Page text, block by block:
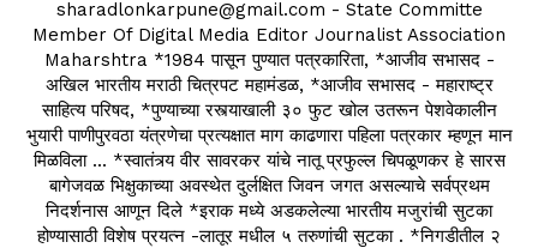
sharadlonkarpune@gmail.com - State Committe
Member Of Digital Media Editor Journalist Association
Maharshtra *1984 पासून पुण्यात पत्रकारिता, *आजीव सभासद -
अखिल भारतीय मराठी चित्रपट महामंडळ, *आजीव सभासद - महाराष्ट्र
साहित्य परिषद, *पुण्याच्या रस्त्याखाली ३० फुट खोल उतरून पेशवेकालीन
भुयारी पाणीपुरवठा यंत्रणेचा प्रत्यक्षात माग काढणारा पहिला पत्रकार म्हणून मान
मिळविला ... *स्वातंत्र्य वीर सावरकर यांचे नातू प्रफुल्ल चिपळूणकर हे सारस
बागेजवळ भिक्षुकाच्या अवस्थेत दुर्लक्षित जिवन जगत असल्याचे सर्वप्रथम
निदर्शनास आणून दिले *इराक मध्ये अडकलेल्या भारतीय मजुरांची सुटका
होण्यासाठी विशेष प्रयत्न -लातूर मधील ५ तरुणांची सुटका . *निगडीतील २